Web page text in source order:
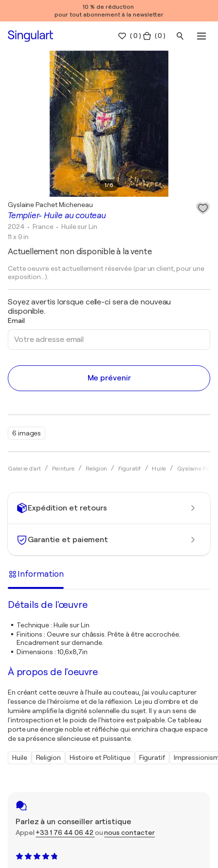
10 % de réduction
pour tout abonnement à la newsletter
(0 ) ( 0 )
1/6
6 images
Galerie d'art Peinture Religion Figuratif Huile Gyslaine
Templier- Huile au couteau
Gyslaine Pachet Micheneau
2024 • France • Huile sur Lin
11 x 9 in
Actuellement non disponible à la vente
Cette oeuvre est actuellement réservée (par un client, pour une
exposition...).
Soyez avertis lorsque celle-ci sera de nouveau
disponible.
Email
Me prévenir
Expédition et retours
Garantie et paiement
Parlez à un conseiller artistique
Appel +33 1 76 44 06 42 ounous contacter
Information
Détails de l'œuvre
Technique: Huile sur Lin
Finitions : Oeuvre sur châssis. Prête à être accrochée.
Encadrement sur demande.
Dimensions : 10,6x8,7in
À propos de l'oeuvre
En créant cette œuvre à l'huile au couteau, j'ai voulu capturer
l'essence de l'héroïsme et de la réflexion. Le jeu d'ombre et de
lumière amplifie la dignité solennelle du sujet. Il y a un sens de
l'introspection et le poids de l'histoire est palpable. Ce tableau
porte une énergie noble et réfléchie qui enrichira chaque espace
de sa présence silencieuse et puissante.
Huile Religion Histoire et Politique Figuratif